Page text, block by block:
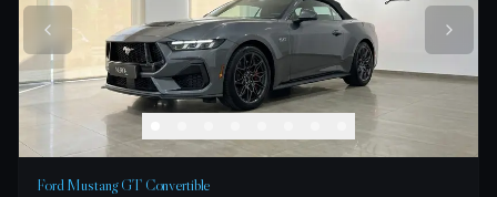
Ford Mustang GT Convertible